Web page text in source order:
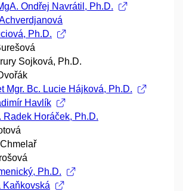
Ondřej Navrátil, Ph.D.
Ph.D.
Sojková, Ph.D.
Mgr. Bc. Lucie Hájková, Ph.D.
Havlík
Radek Horáček, Ph.D.
Ph.D.
Kaňkovská